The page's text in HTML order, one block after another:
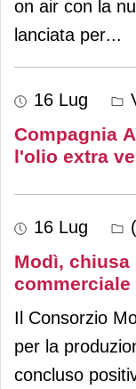
on air con la
lanciata per...
16 Lug
Compagnia
l'olio extra
16 Lug
Modì, chiusa
commerciale
Il Consorzio
per la
concluso